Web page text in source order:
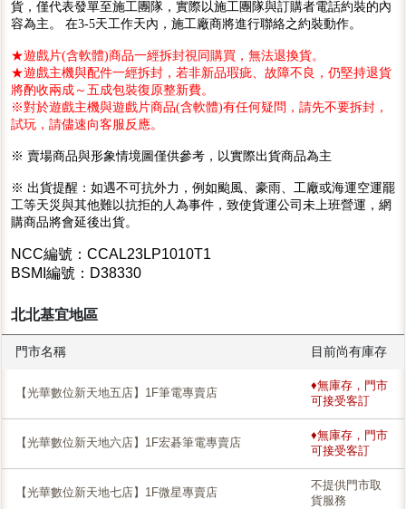
貨，僅代表發單至施工團隊，實際以施工團隊與訂購者電話約裝的內
容為主。 在3-5天工作天內，施工廠商將進行聯絡之約裝動作。
★遊戲片(含軟體)商品一經拆封視同購買，無法退換貨。
★遊戲主機與配件一經拆封，若非新品瑕疵、故障不良，仍堅持退貨
將酌收兩成～五成包裝復原整新費。
※對於遊戲主機與遊戲片商品(含軟體)有任何疑問，請先不要拆封，
試玩，請儘速向客服反應。
※ 賣場商品與形象情境圖僅供參考，以實際出貨商品為主
※ 出貨提醒：如遇不可抗外力，例如颱風、豪雨、工廠或海運空運罷
工等天災與其他難以抗拒的人為事件，致使貨運公司未上班營運，網
購商品將會延後出貨。
NCC編號：CCAL23LP1010T1
BSMI編號：D38330
北北基宜地區
門市名稱 目前尚有庫存
【光華數位新天地五店】1F筆電專賣店
♦無庫存，門市
可接受客訂
【光華數位新天地六店】1F宏碁筆電專賣店
♦無庫存，門市
可接受客訂
【光華數位新天地七店】1F微星專賣店
不提供門市取
貨服務